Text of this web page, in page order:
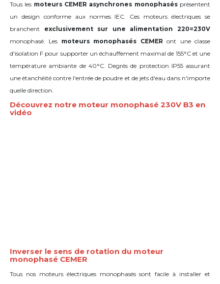
Tous les moteurs CEMER asynchrones monophasésprésentent
un design conforme aux normes IEC. Ces moteurs électriques se
branchent exclusivement sur une alimentation 220=230V
monophasé. Les moteurs monophasés CEMER ont une classe
d'isolation F pour supporter un échauffement maximal de 155°C et une
température ambiante de 40°C. Degrés de protection IP55 assurant
une étanchéité contre l'entrée de poudre et de jets d'eau dans n'importe
quelle direction.
Découvrez notre moteur monophasé 230V B3 en
vidéo
Inverser le sens de rotation du moteur
monophasé CEMER
Tous nos moteurs électriques monophasés sont facile à installer et